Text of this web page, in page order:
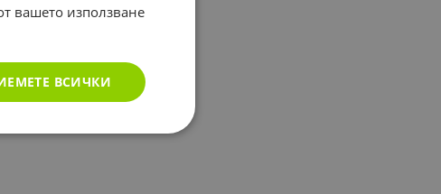
вашето използване
ВСИЧКИ